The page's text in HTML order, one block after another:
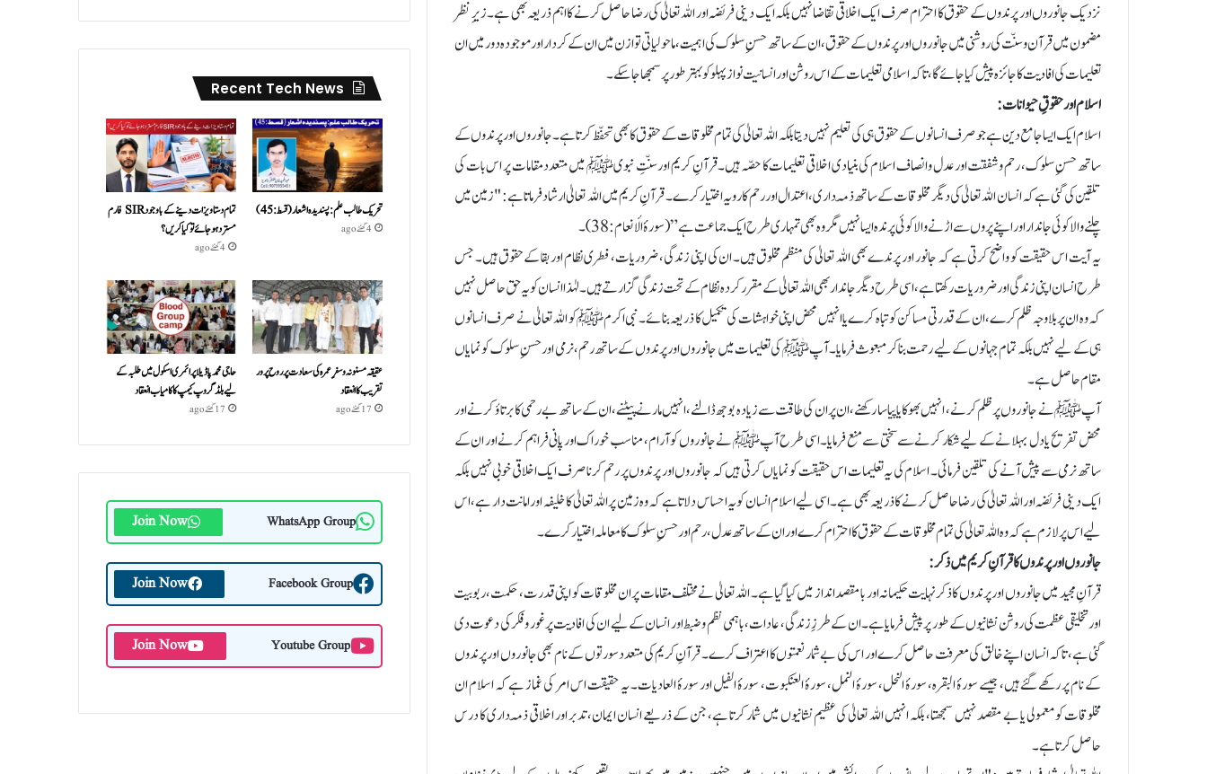
نزدیک جانوروں اور پرندوں کے حقوق کا احترام صرف ایک اخلاقی تقاضا نہیں بلکہ ایک دینی فریضہ اور اللہ تعالیٰ کی رضا حاصل کرنے کا اہم ذریعہ بھی ہے۔ زیرِ نظر
مضمون میں قرآن و سنّت کی روشنی میں جانوروں اور پرندوں کے حقوق، ان کے ساتھ حسنِ سلوک کی اہمیت، ماحولیاتی توازن میں ان کے کردار اور موجودہ دور میں ان
تعلیمات کی افادیت کا جائزہ پیش کیا جائے گا، تاکہ اسلامی تعلیمات کے اس روشن اور انسانیت نواز پہلو کو بہتر طور پر سمجھا جا سکے۔
اسلام اور حقوقِ حیوانات:
اسلام ایک ایسا جامع دین ہے جو صرف انسانوں کے حقوق ہی کی تعلیم نہیں دیتا بلکہ اللہ تعالیٰ کی تمام مخلوقات کے حقوق کا بھی تحفّظ کرتا ہے۔ جانوروں اور پرندوں کے
ساتھ حسنِ سلوک، رحم و شفقت اور عدل و انصاف اسلام کی بنیادی اخلاقی تعلیمات کا حصّہ ہیں۔ قرآنِ کریم اور سنّتِ نبویﷺ میں متعدد مقامات پر اس بات کی
تلقین کی گئی ہے کہ انسان اللہ تعالیٰ کی دیگر مخلوقات کے ساتھ ذمّہ داری، اعتدال اور رحم کا رویہ اختیار کرے۔ قرآنِ کریم میں اللہ تعالیٰ ارشاد فرماتا ہے: "زمین میں
چلنے والا کوئی جاندار اور اپنے پروں سے اڑنے والا کوئی پرندہ ایسا نہیں مگر وہ بھی تمہاری طرح ایک جماعت ہے” (سورۂ الأنعام: 38)۔
یہ آیت اس حقیقت کو واضح کرتی ہے کہ جانور اور پرندے بھی اللہ تعالیٰ کی منظم مخلوق ہیں۔ ان کی اپنی زندگی، ضروریات، فطری نظام اور بقا کے حقوق ہیں۔ جس
طرح انسان اپنی زندگی اور ضروریات رکھتا ہے، اسی طرح دیگر جاندار بھی اللہ تعالیٰ کے مقرر کردہ نظام کے تحت زندگی گزارتے ہیں۔ لہٰذا انسان کو یہ حق حاصل نہیں
کہ وہ ان پر بلاوجہ ظلم کرے، ان کے قدرتی مساکن کو تباہ کرے یا انہیں محض اپنی خواہشات کی تکمیل کا ذریعہ بنائے۔ نبی اکرمﷺ کو اللہ تعالیٰ نے صرف انسانوں
ہی کے لیے نہیں بلکہ تمام جہانوں کے لیے رحمت بنا کر مبعوث فرمایا۔ آپﷺ کی تعلیمات میں جانوروں اور پرندوں کے ساتھ رحم، نرمی اور حسنِ سلوک کو نمایاں
مقام حاصل ہے۔
آپﷺ نے جانوروں پر ظلم کرنے، انہیں بھوکا یا پیاسا رکھنے، ان پر ان کی طاقت سے زیادہ بوجھ ڈالنے، انہیں مارنے پیٹنے، ان کے ساتھ بے رحمی کا برتاؤ کرنے اور
محض تفریح یا دل بہلانے کے لیے شکار کرنے سے سختی سے منع فرمایا۔ اسی طرح آپﷺ نے جانوروں کو آرام، مناسب خوراک اور پانی فراہم کرنے اور ان کے
ساتھ نرمی سے پیش آنے کی تلقین فرمائی۔ اسلام کی یہ تعلیمات اس حقیقت کو نمایاں کرتی ہیں کہ جانوروں اور پرندوں پر رحم کرنا صرف ایک اخلاقی خوبی نہیں بلکہ
ایک دینی فریضہ اور اللہ تعالیٰ کی رضا حاصل کرنے کا ذریعہ بھی ہے۔ اسی لیے اسلام انسان کو یہ احساس دلاتا ہے کہ وہ زمین پر اللہ تعالیٰ کا خلیفہ اور امانت دار ہے، اس
لیے اس پر لازم ہے کہ وہ اللہ تعالیٰ کی تمام مخلوقات کے حقوق کا احترام کرے اور ان کے ساتھ عدل، رحم اور حسنِ سلوک کا معاملہ اختیار کرے۔
جانوروں اور پرندوں کا قرآنِ کریم میں ذکر:
قرآنِ مجید میں جانوروں اور پرندوں کا ذکر نہایت حکیمانہ اور بامقصد انداز میں کیا گیا ہے۔ اللہ تعالیٰ نے مختلف مقامات پر ان مخلوقات کو اپنی قدرت، حکمت، ربوبیت
اور تخلیقی عظمت کی روشن نشانیوں کے طور پر پیش فرمایا ہے۔ ان کے طرزِ زندگی، عادات، باہمی نظم و ضبط اور انسان کے لیے ان کی افادیت پر غور و فکر کی دعوت دی
گئی ہے، تاکہ انسان اپنے خالق کی معرفت حاصل کرے اور اس کی بے شمار نعمتوں کا اعتراف کرے۔ قرآنِ کریم کی متعدد سورتوں کے نام بھی جانوروں اور پرندوں
کے نام پر رکھے گئے ہیں، جیسے سورۂ البقرہ، سورۂ النحل، سورۂ النمل، سورۂ العنکبوت، سورۂ الفیل اور سورۂ العادیات۔ یہ حقیقت اس امر کی غماز ہے کہ اسلام ان
مخلوقات کو معمولی یا بے مقصد نہیں سمجھتا، بلکہ انہیں اللہ تعالیٰ کی عظیم نشانیوں میں شمار کرتا ہے، جن کے ذریعے انسان ایمان، تدبر اور اخلاقی ذمّہ داری کا درس
حاصل کرتا ہے۔
Recent Tech News
تحریک طالب علم: پسندیدہ اشعار (قسط:45)
4 گھنٹے ago
تمام دستاویزات دینے کے باوجود SIR فارم
مسترد ہو جائے تو کیا کریں؟
4 گھنٹے ago
عقیقہ مسنونہ و سفرِ عمرہ کی سعادت پر روح پرور
تقریب کا انعقاد
17 گھنٹے ago
حاجی محمد پاڈیلا پرائمری اسکول میں طلبہ کے
لیے بلڈ گروپ کیمپ کا کامیاب انعقاد
17 گھنٹے ago
WhatsApp Group
Join Now
Facebook Group
Join Now
Youtube Group
Join Now